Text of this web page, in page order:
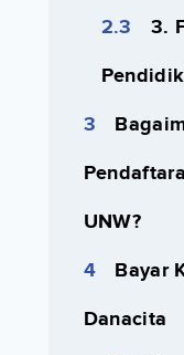
3.
UNW?
Bayar
Danacita